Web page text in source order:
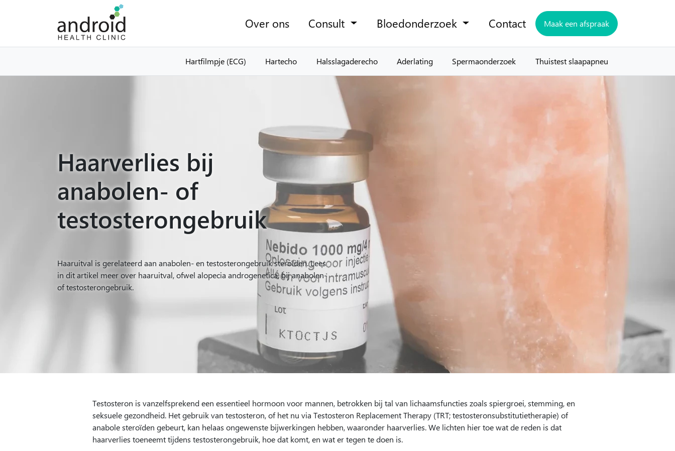
Over ons Consult Bloedonderzoek Contact Maak een afspraak
Hartfilmpje (ECG) Hartecho Halsslagaderecho Aderlating Spermaonderzoek Thuistest slaapapneu
Haarverlies bij
anabolen- of
testosterongebruik
Haaruitval is gerelateerd aan anabolen- en testosterongebruik steroïden. Lees
in dit artikel meer over haaruitval, ofwel alopecia androgenetica, bij anabolen-
of testosterongebruik.
Testosteron is vanzelfsprekend een essentieel hormoon voor mannen, betrokken bij tal van lichaamsfuncties zoals spiergroei, stemming, en
seksuele gezondheid. Het gebruik van testosteron, of het nu via Testosteron Replacement Therapy (TRT; testosteronsubstitutietherapie) of
anabole steroïden gebeurt, kan helaas ongewenste bijwerkingen hebben, waaronder haarverlies. We lichten hier toe wat de reden is dat
haarverlies toeneemt tijdens testosterongebruik, hoe dat komt, en wat er tegen te doen is.